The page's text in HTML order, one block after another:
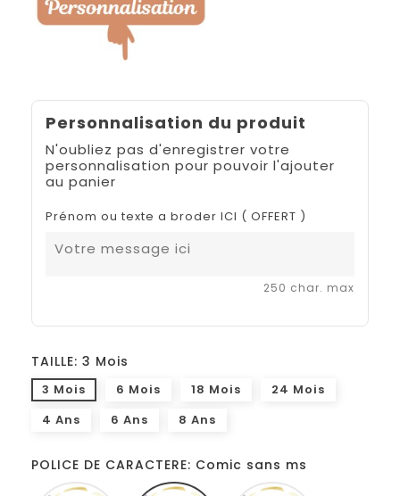
Personnalisation du produit
N'oubliez pas d'enregistrer votre
personnalisation pour pouvoir l'ajouter
au panier
Prénom ou texte a broder ICI ( OFFERT )
250 char. max
TAILLE: 3 Mois
3 Mois 6 Mois 18 Mois
24 Mois
4 Ans
6 Ans 8 Ans
POLICE DE CARACTERE: Comic sans ms
Monotype Comic